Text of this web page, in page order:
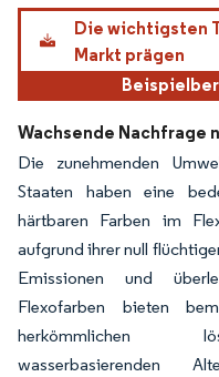
Die wichtigsten
Markt prägen
Wachsende Nachfrage
Die zunehmenden
Staaten haben eine
härtbaren Farben im
aufgrund ihrer null
Emissionen und
Flexofarben bieten
herkömmlichen
wasserbasierenden